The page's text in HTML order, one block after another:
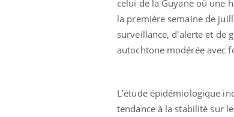
celui de la Guyane où une
la première semaine de
surveillance, d'alerte et de
autochtone modérée avec
L’étude épidémiologique
tendance à la stabilité sur